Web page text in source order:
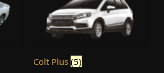
Colt Plus (5)